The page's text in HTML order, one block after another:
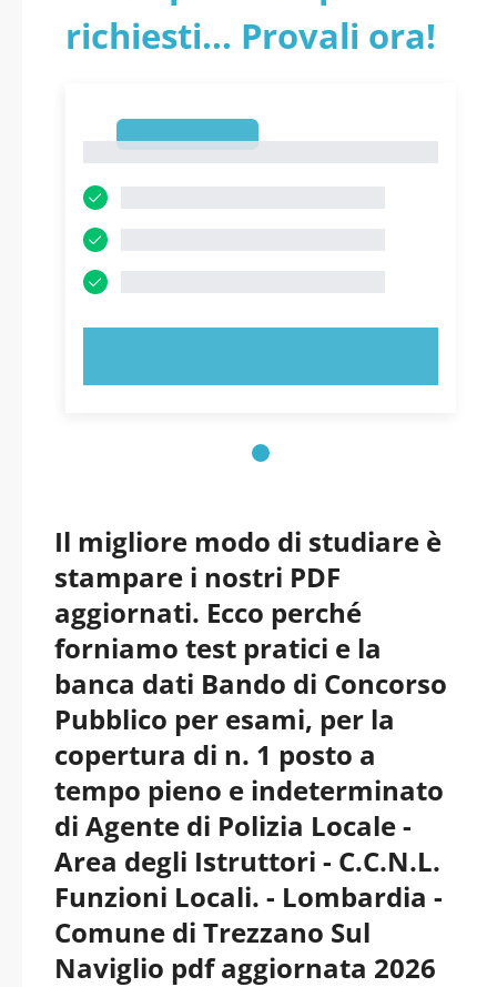
2026 aggiornati
richiesti... Provali ora!
Il migliore modo di studiare è
stampare i nostri PDF
aggiornati. Ecco perché
forniamo test pratici e la
banca dati Bando di Concorso
Pubblico per esami, per la
copertura di n. 1 posto a
tempo pieno e indeterminato
di Agente di Polizia Locale -
Area degli Istruttori - C.C.N.L.
Funzioni Locali. - Lombardia -
Comune di Trezzano Sul
Naviglio pdf aggiornata 2026